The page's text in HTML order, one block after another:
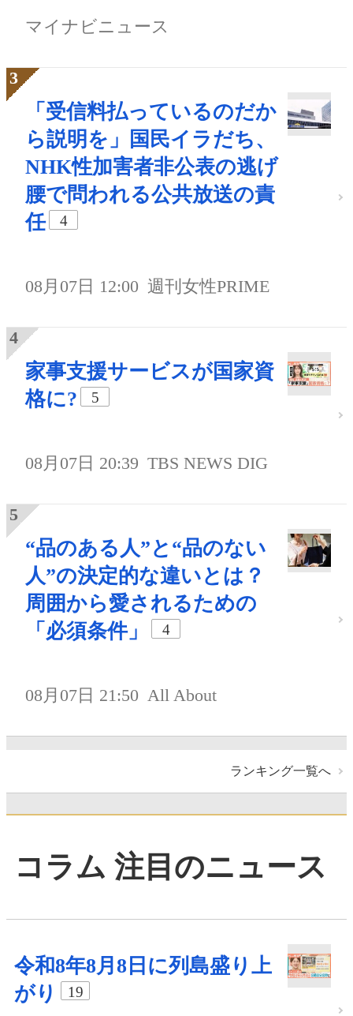
マイナビニュース
「受信料払っているのだか
ら説明を」国民イラだち、
NHK性加害者非公表の逃げ
腰で問われる公共放送の責
任
4
08月07日 12:00 週刊女性PRIME
家事支援サービスが国家資
格に?
5
08月07日 20:39 TBS NEWS DIG
“品のある人”と“品のない
人”の決定的な違いとは？
周囲から愛されるための
「必須条件」
4
08月07日 21:50 All About
ランキング一覧へ
コラム 注目のニュース
令和8年8月8日に列島盛り上
がり
19